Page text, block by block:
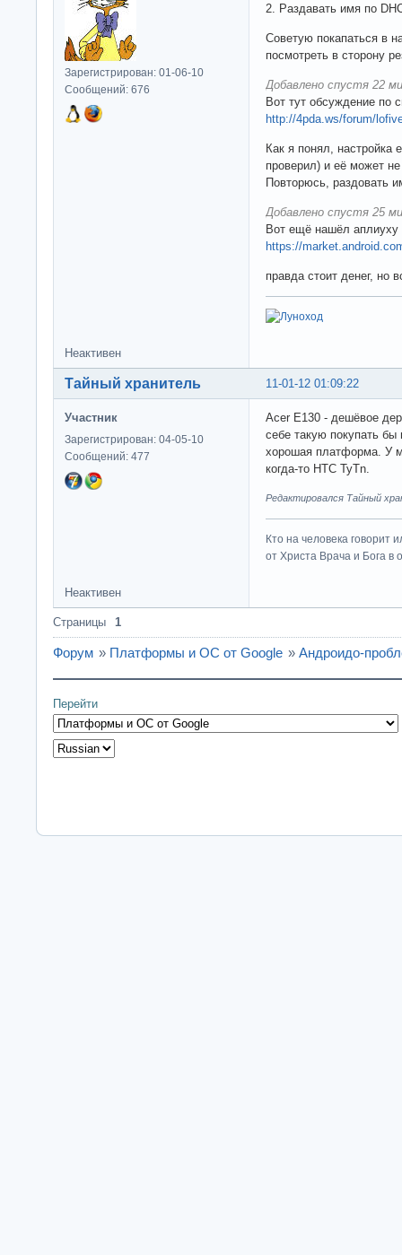
Зарегистрирован: 01-06-10
Сообщений: 676
2. Раздавать имя по
Советую покапаться в
посмотреть в сторону
Добавлено спустя 22
Вот тут обсуждение по
http://4pda.ws/forum/
Как я понял, настройка
проверил) и её может
Повторюсь, раздовать
Добавлено спустя 25
Вот ещё нашёл аплиуху
https://
правда стоит денег, но
Неактивен
11-01-12 01:09:22
Тайный хранитель
Участник
Зарегистрирован: 04-05-10
Сообщений: 477
Acer E130 - дешёвое
себе такую покупать
хорошая платформа. У
когда-то HTC TyTn.
Редактировался Тайный
Кто на человека говорит
от Христа Врача и Бога в
Неактивен
Страницы 1
Форум » Платформы и ОС от Google » Андроидо-
Перейти